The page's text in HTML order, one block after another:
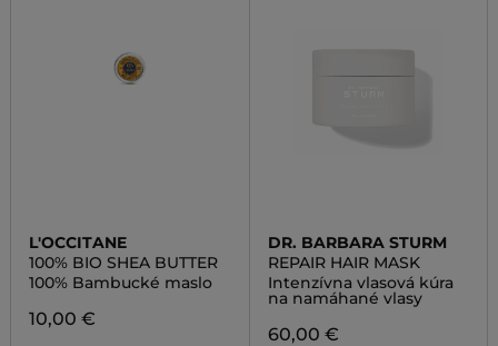
L'OCCITANE
100% BIO SHEA BUTTER
100% Bambucké maslo
10,00 €
DR. BARBARA STURM
REPAIR HAIR MASK
Intenzívna vlasová kúra
na namáhané vlasy
60,00 €